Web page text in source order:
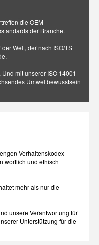
die OEM-
der Branche.
Welt, der nach ISO/TS
mit unserer ISO 14001-
Umweltbewusstsein
Verhaltenskodex
und ethisch
mehr als nur die
unsere Verantwortung für
Unterstützung für die